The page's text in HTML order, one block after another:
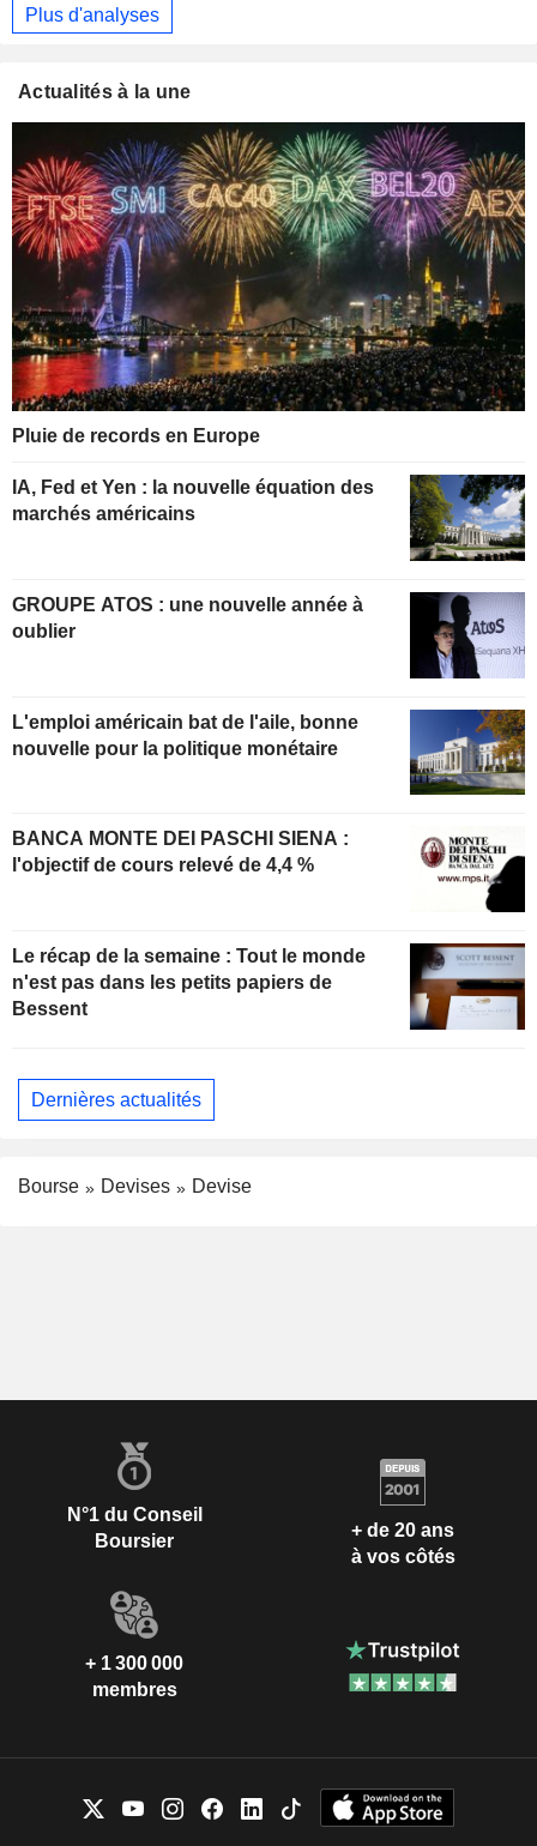
Plus d'analyses
Actualités à la une
Pluie de records en Europe
IA, Fed et Yen : la nouvelle équation des
marchés américains
GROUPE ATOS : une nouvelle année à
oublier
L'emploi américain bat de l'aile, bonne
nouvelle pour la politique monétaire
BANCA MONTE DEI PASCHI SIENA :
l'objectif de cours relevé de 4,4 %
Le récap de la semaine : Tout le monde
n'est pas dans les petits papiers de
Bessent
Dernières actualités
Bourse Devises Devise
N°1 du Conseil
Boursier
+ de 20 ans
à vos côtés
+ 1 300 000
membres